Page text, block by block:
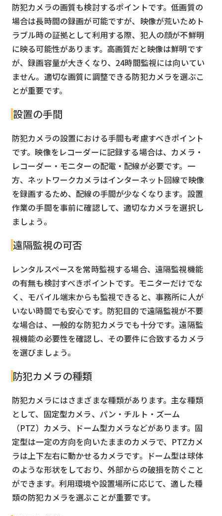
防犯カメラの画質も検討するポイントです。低画質の
場合は長時間の録画が可能ですが、映像が荒いためト
ラブル時の証拠として利用する際、犯人の顔が不鮮明
に映る可能性があります。高画質だと映像は鮮明です
が、録画容量が大きくなり、24時間監視には向いてい
ません。適切な画質に調整できる防犯カメラを選ぶこ
とが重要です。
設置の手間
防犯カメラの設置における手間も考慮すべきポイント
です。映像をレコーダーに記録する場合は、カメラ・
レコーダー・モニターの配電・配線が必要です。一
方、ネットワークカメラはインターネット回線で映像
を録画するため、配線の手間が少なくなります。設置
作業の手間を事前に確認して、適切なカメラを選択し
ましょう。
遠隔監視の可否
レンタルスペースを常時監視する場合、遠隔監視機能
の有無も検討すべきポイントです。モニターだけでな
く、モバイル端末からも監視できると、事務所に人が
いない時間でも安心です。防犯目的で遠隔監視が不要
な場合は、一般的な防犯カメラでも十分です。遠隔監
視機能の必要性を確認し、その要件に合致するカメラ
を選びましょう。
防犯カメラの種類
防犯カメラにはさまざまな種類があります。主な種類
として、固定型カメラ、パン・チルト・ズーム
（PTZ）カメラ、ドーム型カメラなどがあります。固
定型は一定の方向を向いたままのカメラで、PTZカメ
ラは上下左右に動かせるカメラです。ドーム型は球体
のような形状をしており、外部からの破損を防ぐこと
ができます。利用環境や設置場所に応じて、適した種
類の防犯カメラを選ぶことが重要です。